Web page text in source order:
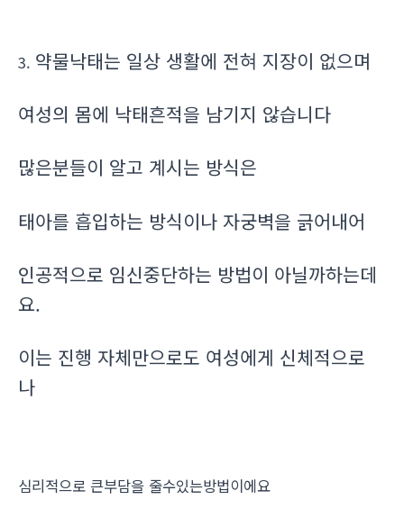
3. 약물낙태는 일상 생활에 전혀 지장이 없으며
여성의 몸에 낙태흔적을 남기지 않습니다
많은분들이 알고 계시는 방식은
태아를 흡입하는 방식이나 자궁벽을 긁어내어
인공적으로 임신중단하는 방법이 아닐까하는데
요.
이는 진행 자체만으로도 여성에게 신체적으로
나
심리적으로 큰부담을 줄수있는방법이에요